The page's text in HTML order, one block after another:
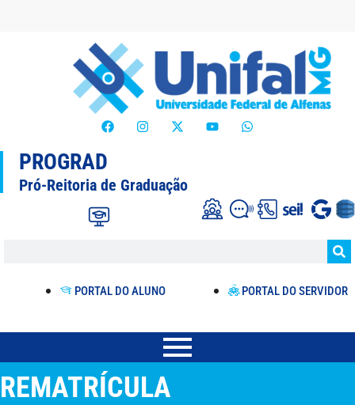
PROGRAD
Pró-Reitoria de Graduação
PORTAL DO ALUNO PORTAL DO SERVIDOR
REMATRÍCULA